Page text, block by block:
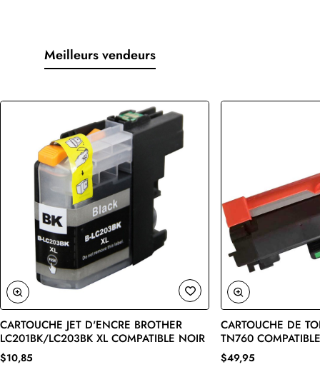
Meilleurs vendeurs
🔥 Bestseller
CARTOUCHE JET D'ENCRE BROTHER
LC201BK/LC203BK XL COMPATIBLE NOIR
$10,85
CARTOUCHE DE
TN760
$49,95